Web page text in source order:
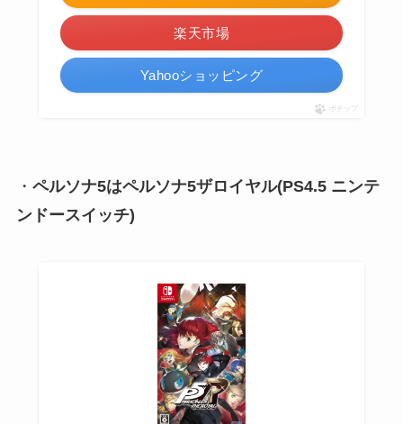
楽天市場
Yahooショッピング
ポチップ
・ ペルソナ5はペルソナ5ザロイヤル(PS4.5 ニンテ
ンドースイッチ)